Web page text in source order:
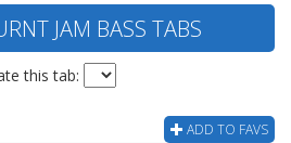
JAM BASS TABS
this tab:
ADD TO FAVS